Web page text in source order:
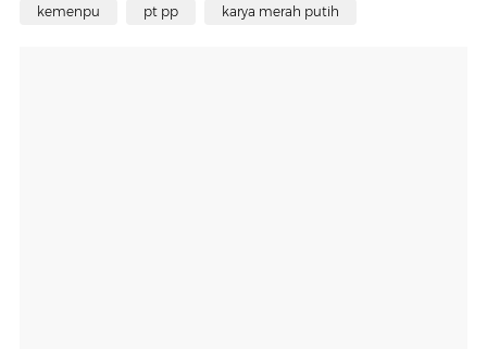
kemenpu pt pp karya merah putih